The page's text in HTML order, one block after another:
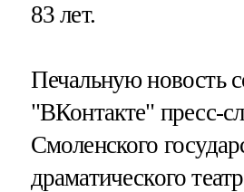
83 лет.
Печальную новость
"ВКонтакте" пресс-
Смоленского
драматического